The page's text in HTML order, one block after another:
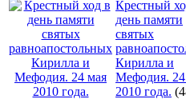
Крестный
день памяти
святых
Кирилла и
Мефодия.
2010 года.